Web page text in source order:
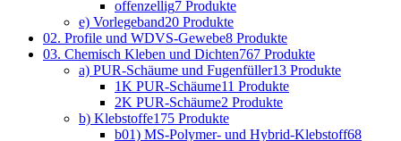
offenzellig7 Produkte
e) Vorlegeband20 Produkte
02. Profile und WDVS-Gewebe8 Produkte
03. Chemisch Kleben und Dichten767 Produkte
a) PUR-Schäume und Fugenfüller13 Produkte
1K PUR-Schäume11 Produkte
2K PUR-Schäume2 Produkte
b) Klebstoffe175 Produkte
b01) MS-Polymer- und Hybrid-Klebstoff68